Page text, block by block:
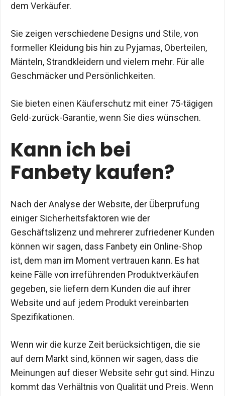
dem Verkäufer.
Sie zeigen verschiedene Designs und Stile, von
formeller Kleidung bis hin zu Pyjamas, Oberteilen,
Mänteln, Strandkleidern und vielem mehr. Für alle
Geschmäcker und Persönlichkeiten.
Sie bieten einen Käuferschutz mit einer 75-tägigen
Geld-zurück-Garantie, wenn Sie dies wünschen.
Kann ich bei
Fanbety kaufen?
Nach der Analyse der Website, der Überprüfung
einiger Sicherheitsfaktoren wie der
Geschäftslizenz und mehrerer zufriedener Kunden
können wir sagen, dass Fanbety ein Online-Shop
ist, dem man im Moment vertrauen kann. Es hat
keine Fälle von irreführenden Produktverkäufen
gegeben, sie liefern dem Kunden die auf ihrer
Website und auf jedem Produkt vereinbarten
Spezifikationen.
Wenn wir die kurze Zeit berücksichtigen, die sie
auf dem Markt sind, können wir sagen, dass die
Meinungen auf dieser Website sehr gut sind. Hinzu
kommt das Verhältnis von Qualität und Preis. Wenn